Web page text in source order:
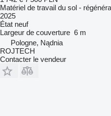
Matériel de travail du sol -
2025
État neuf
Largeur de couverture 6 m
Pologne, Nądnia
ROJTECH
Contacter le vendeur